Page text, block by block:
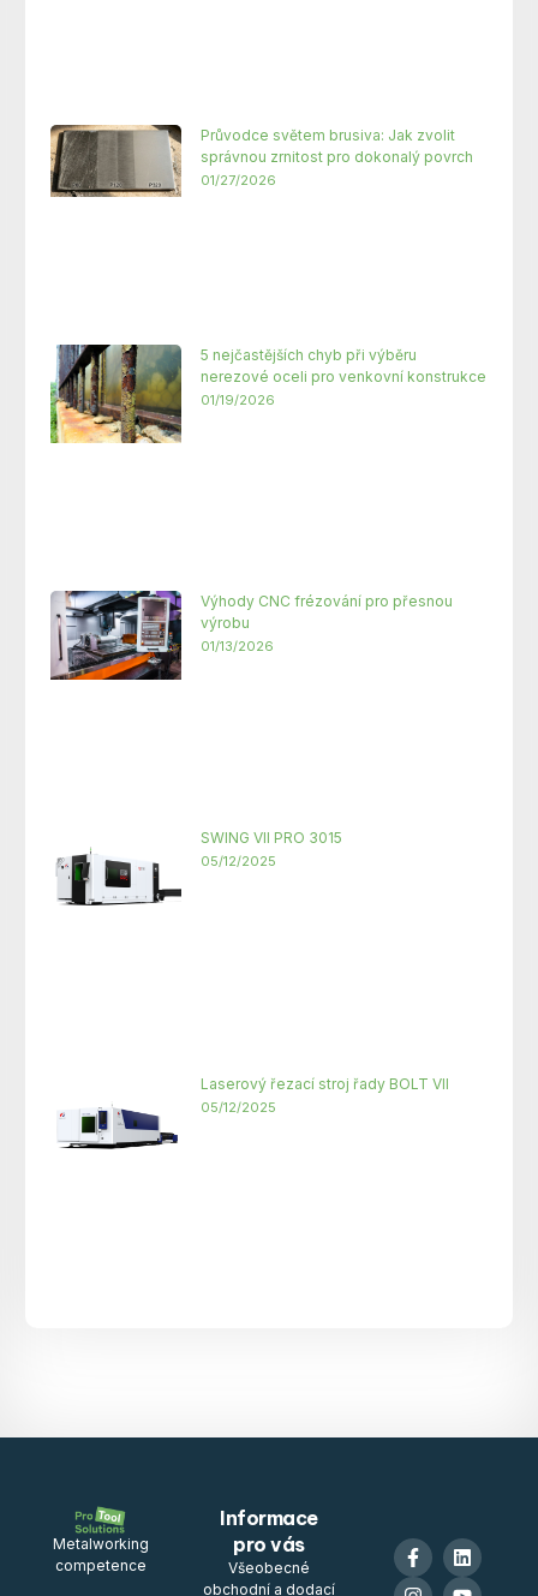
Průvodce světem brusiva: Jak zvolit
správnou zrnitost pro dokonalý povrch
01/27/2026
5 nejčastějších chyb při výběru
nerezové oceli pro venkovní konstrukce
01/19/2026
Výhody CNC frézování pro přesnou
výrobu
01/13/2026
SWING VII PRO 3015
05/12/2025
Laserový řezací stroj řady BOLT VII
05/12/2025
Metalworking
competence
Informace
pro vás
Všeobecné
obchodní a dodací